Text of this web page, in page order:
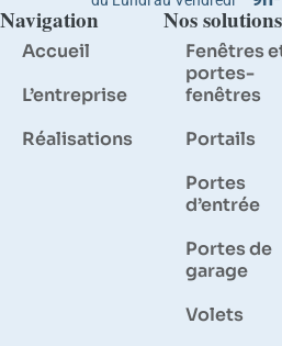
Navigation
Accueil
L’entreprise
Réalisations
Nos solutions
Fenêtres
portes-
fenêtres
Portails
Portes
d’entrée
Portes de
garage
Volets